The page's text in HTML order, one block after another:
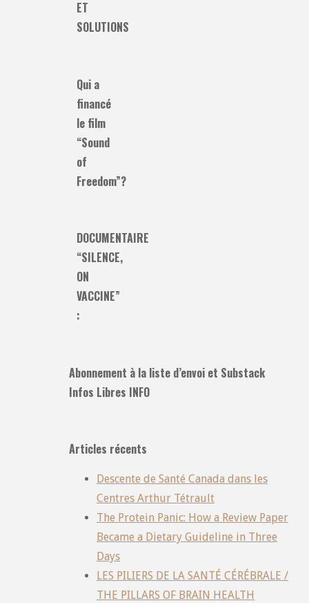
ET
SOLUTIONS
Qui a
financé
le film
“Sound
of
Freedom”?
DOCUMENTAIRE
“SILENCE,
ON
VACCINE”
:
Abonnement à la liste d’envoi et Substack
Infos Libres INFO
Articles récents
Descente de Santé Canada dans les
Centres Arthur Tétrault
The Protein Panic: How a Review Paper
Became a Dietary Guideline in Three
Days
LES PILIERS DE LA SANTÉ CÉRÉBRALE /
THE PILLARS OF BRAIN HEALTH